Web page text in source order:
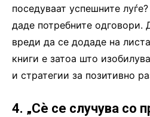
поседуваат успешните
даде потребните одговори.
вреди да се додаде на
книги е затоа што
и стратегии за позитивно
4. „Сè се случува со